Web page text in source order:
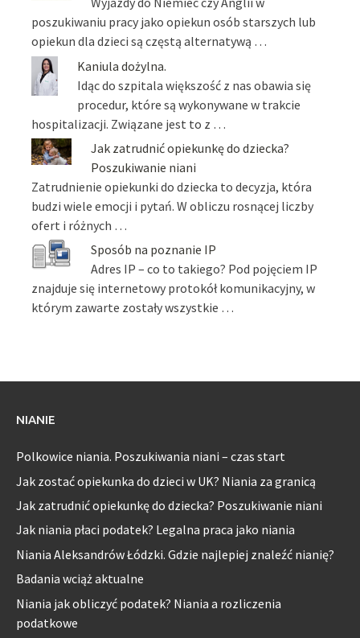
poszukiwaniu pracy jako opiekun osób starszych lub
opiekun dla dzieci są częstą alternatywą …
Kaniula dożylna.
Idąc do szpitala większość z nas obawia się
procedur, które są wykonywane w trakcie
hospitalizacji. Związane jest to z …
Jak zatrudnić opiekunkę do dziecka?
Poszukiwanie niani
Zatrudnienie opiekunki do dziecka to decyzja, która
budzi wiele emocji i pytań. W obliczu rosnącej liczby
ofert i różnych …
Sposób na poznanie IP
Adres IP – co to takiego? Pod pojęciem IP
znajduje się internetowy protokół komunikacyjny, w
którym zawarte zostały wszystkie …
NIANIE
Polkowice niania. Poszukiwania niani – czas start
Jak zostać opiekunka do dzieci w UK? Niania za granicą
Jak zatrudnić opiekunkę do dziecka? Poszukiwanie niani
Jak niania płaci podatek? Legalna praca jako niania
Niania Aleksandrów Łódzki. Gdzie najlepiej znaleźć nianię?
Badania wciąż aktualne
Niania jak obliczyć podatek? Niania a rozliczenia
podatkowe